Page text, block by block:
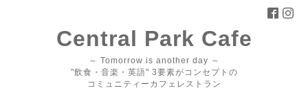
Central Park Cafe
～ Tomorrow is another day ～
"飲食・音楽・英語" 3要素がコンセプトの
コミュニティーカフェレストラン